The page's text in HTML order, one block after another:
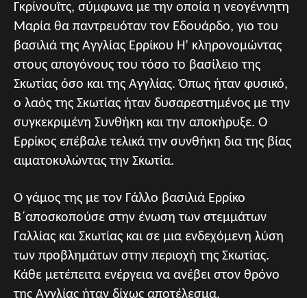
Γκρίνουϊτς, σύμφωνα με την οποία η νεογέννητη
Μαρία θα παντρευόταν τον Εδουάρδο, γιο του
βασιλιά της Αγγλίας Ερρίκου Η’ κληρονομώντας
στους απογόνους του τόσο το βασίλειο της
Σκωτίας όσο και της Αγγλίας. Όπως ήταν φυσικό,
ο λαός της Σκωτίας ήταν δυσαρεστημένος με την
συγκεκριμένη Συνθήκη και την αποκήρυξε. Ο
Ερρίκος επέβαλε τελικά την συνθήκη δια της βίας
αιματοκυλώντας την Σκωτία.
Ο γάμος της με τον Γάλλο βασιλιά Ερρίκο
Β΄αποσκοπούσε στην ένωση των στεμμάτων
Γαλλίας και Σκωτίας και σε μια ενδεχόμενη λύση
των προβλημάτων στην περιοχή της Σκωτίας.
Κάθε μετέπειτα ενέργεια να ανέβει στον θρόνο
της Αγγλίας ήταν δίχως αποτέλεσμα.